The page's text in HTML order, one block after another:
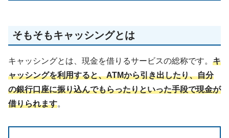
そもそもキャッシングとは
キャッシングとは、現金を借りるサービスの総称です。 キ
ャッシングを利用すると、ATMから引き出したり、自分
の銀行口座に振り込んでもらったりといった手段で現金が
借りられます。